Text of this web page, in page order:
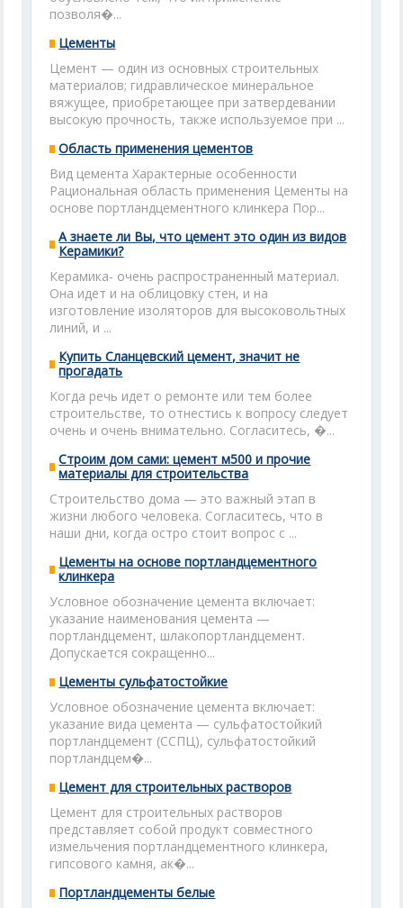
позволя�...
Цементы
Цемент — oдин из основных строительных
материалов; гидравлическое минеральное
вяжущее, приобретающее при затвердевании
высокую прочность, также используемое при ...
Область применения цементов
Вид цемента Характерные особенности
Рациональная область применения Цементы на
основе портландцементного клинкера Пор...
А знаете ли Вы, что цемент это один из видов
Керамики?
Керамика- очень распространенный материал.
Она идет и на облицовку стен, и на
изготовление изоляторов для высоковольтных
линий, и ...
Купить Сланцевский цемент, значит не
прогадать
Когда речь идет о ремонте или тем более
строительстве, то отнестись к вопросу следует
очень и очень внимательно. Согласитесь, �...
Строим дом сами: цемент м500 и прочие
материалы для строительства
Строительство дома — это важный этап в
жизни любого человека. Согласитесь, что в
наши дни, когда остро стоит вопрос с ...
Цементы на основе портландцементного
клинкера
Условное обозначение цемента включает:
указание наименования цемента —
портландцемент, шлакопортландцемент.
Допускается сокращенно...
Цементы сульфатостойкие
Условное обозначение цемента включает:
указание вида цемента — сульфатостойкий
портландцемент (ССПЦ), сульфатостойкий
портландцем�...
Цемент для строительных растворов
Цемент для строительных растворов
представляет собой продукт совместного
измельчения портландцементного клинкера,
гипсового камня, ак�...
Портландцементы белые